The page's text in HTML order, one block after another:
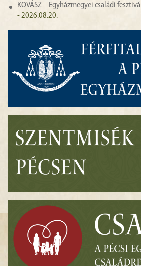
KOVÁSZ – Egyházmegyei családi fesztivál
- 2026.08.20.